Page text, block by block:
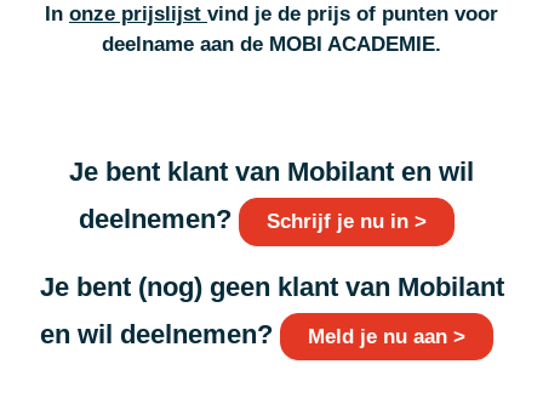
In onze prijslijst vind je de prijs of punten voor
deelname aan de MOBI ACADEMIE.
Je bent klant van Mobilant en wil
deelnemen?
Schrijf je nu in >
Je bent (nog) geen klant van Mobilant
en wil deelnemen?
Meld je nu aan >